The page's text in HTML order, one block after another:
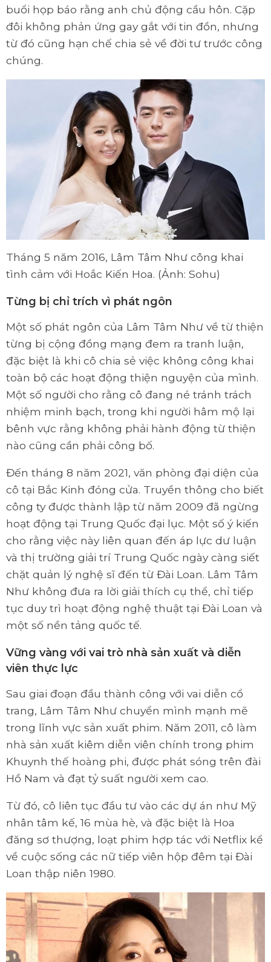
buổi họp báo rằng anh chủ động cầu hôn. Cặp
đôi không phản ứng gay gắt với tin đồn, nhưng
từ đó cũng hạn chế chia sẻ về đời tư trước công
chúng.
Tháng 5 năm 2016, Lâm Tâm Như công khai
tình cảm với Hoắc Kiến Hoa. (Ảnh: Sohu)
Từng bị chỉ trích vì phát ngôn
Một số phát ngôn của Lâm Tâm Như về từ thiện
từng bị cộng đồng mạng đem ra tranh luận,
đặc biệt là khi cô chia sẻ việc không công khai
toàn bộ các hoạt động thiện nguyện của mình.
Một số người cho rằng cô đang né tránh trách
nhiệm minh bạch, trong khi người hâm mộ lại
bênh vực rằng không phải hành động từ thiện
nào cũng cần phải công bố.
Đến tháng 8 năm 2021, văn phòng đại diện của
cô tại Bắc Kinh đóng cửa. Truyền thông cho biết
công ty được thành lập từ năm 2009 đã ngừng
hoạt động tại Trung Quốc đại lục. Một số ý kiến
cho rằng việc này liên quan đến áp lực dư luận
và thị trường giải trí Trung Quốc ngày càng siết
chặt quản lý nghệ sĩ đến từ Đài Loan. Lâm Tâm
Như không đưa ra lời giải thích cụ thể, chỉ tiếp
tục duy trì hoạt động nghệ thuật tại Đài Loan và
một số nền tảng quốc tế.
Vững vàng với vai trò nhà sản xuất và diễn
viên thực lực
Sau giai đoạn đầu thành công với vai diễn cổ
trang, Lâm Tâm Như chuyển mình mạnh mẽ
trong lĩnh vực sản xuất phim. Năm 2011, cô làm
nhà sản xuất kiêm diễn viên chính trong phim
Khuynh thế hoàng phi, được phát sóng trên đài
Hồ Nam và đạt tỷ suất người xem cao.
Từ đó, cô liên tục đầu tư vào các dự án như Mỹ
nhân tâm kế, 16 mùa hè, và đặc biệt là Hoa
đăng sơ thượng, loạt phim hợp tác với Netflix kể
về cuộc sống các nữ tiếp viên hộp đêm tại Đài
Loan thập niên 1980.